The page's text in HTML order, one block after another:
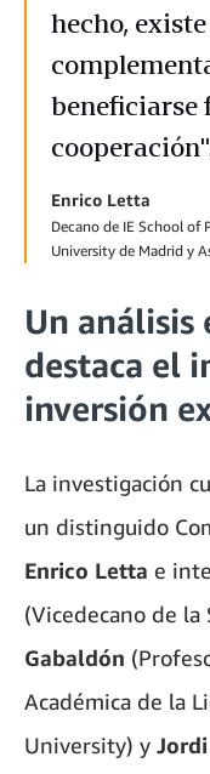
hecho,
beneficiarse
Enrico Letta
Decano de IE School of
University de Madrid y
Un
destaca el
inversión
La investigación
un distinguido
Enrico Letta e
(Vicedecano de la
Gabaldón
Académica de la
University) y